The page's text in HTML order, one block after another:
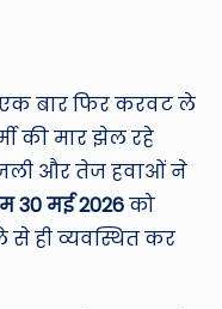
बार फिर करवट ले
की मार झेल रहे
और तेज हवाओं ने
30 मई 2026को
ही व्यवस्थित कर